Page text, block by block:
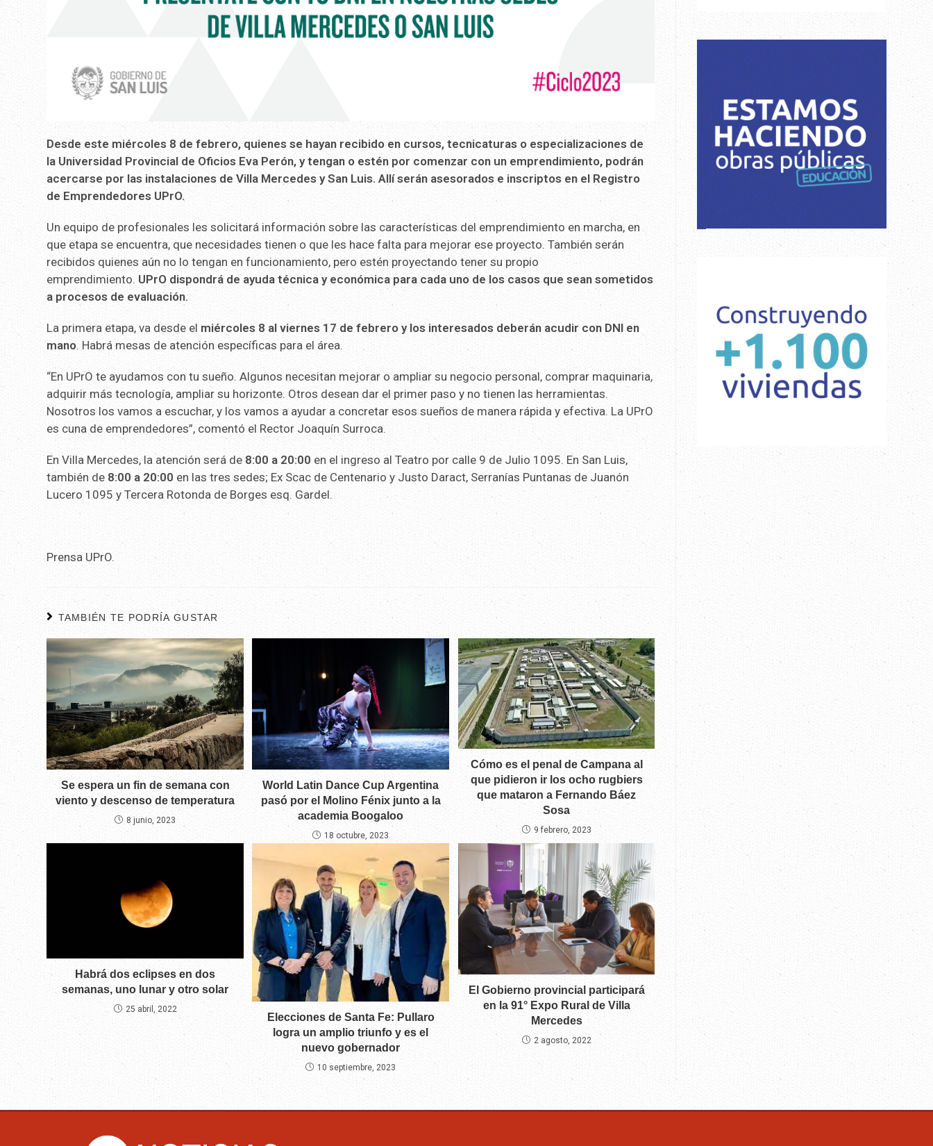
Desde este miércoles 8 de febrero, quienes se hayan recibido en cursos, tecnicaturas o especializaciones de
la Universidad Provincial de Oficios Eva Perón, y tengan o estén por comenzar con un emprendimiento, podrán
acercarse por las instalaciones de Villa Mercedes y San Luis. Allí serán asesorados e inscriptos en el Registro
de Emprendedores UPrO.
Un equipo de profesionales les solicitará información sobre las características del emprendimiento en marcha, en
que etapa se encuentra, que necesidades tienen o que les hace falta para mejorar ese proyecto. También serán
recibidos quienes aún no lo tengan en funcionamiento, pero estén proyectando tener su propio
emprendimiento. UPrO dispondrá de ayuda técnica y económica para cada uno de los casos que sean sometidos
a procesos de evaluación.
La primera etapa, va desde el miércoles 8 al viernes 17 de febrero y los interesados deberán acudir con DNI en
mano. Habrá mesas de atención específicas para el área.
“En UPrO te ayudamos con tu sueño. Algunos necesitan mejorar o ampliar su negocio personal, comprar maquinaria,
adquirir más tecnología, ampliar su horizonte. Otros desean dar el primer paso y no tienen las herramientas.
Nosotros los vamos a escuchar, y los vamos a ayudar a concretar esos sueños de manera rápida y efectiva. La UPrO
es cuna de emprendedores”, comentó el Rector Joaquín Surroca.
En Villa Mercedes, la atención será de 8:00 a 20:00 en el ingreso al Teatro por calle 9 de Julio 1095. En San Luis,
también de 8:00 a 20:00 en las tres sedes; Ex Scac de Centenario y Justo Daract, Serranías Puntanas de Juanón
Lucero 1095 y Tercera Rotonda de Borges esq. Gardel.
Prensa UPrO.
TAMBIÉN TE PODRÍA GUSTAR
Se espera un fin de semana con
viento y descenso de temperatura
8 junio, 2023
World Latin Dance Cup Argentina
pasó por el Molino Fénix junto a la
academia Boogaloo
18 octubre, 2023
Cómo es el penal de Campana al
que pidieron ir los ocho rugbiers
que mataron a Fernando Báez
Sosa
9 febrero, 2023
Habrá dos eclipses en dos
semanas, uno lunar y otro solar
25 abril, 2022
Elecciones de Santa Fe: Pullaro
logra un amplio triunfo y es el
nuevo gobernador
10 septiembre, 2023
El Gobierno provincial participará
en la 91° Expo Rural de Villa
Mercedes
2 agosto, 2022